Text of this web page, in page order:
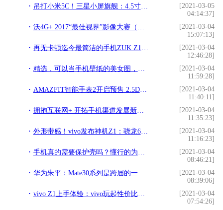
吊打小米5C！三星小屏旗舰：4.5寸+骁龙626，仅699！!
[2021-03-05
04:14:37]
沃4G+ 2017“最佳视界”影像大赛（主题：年轻就要有型有摄）网络票选揭晓!
[2021-03-04
15:07:13]
再无卡顿迄今最简洁的手机ZUK Z1独家首发试用!
[2021-03-04
12:46:28]
精选，可以当手机壁纸的美女图，值得收藏!
[2021-03-04
11:59:28]
AMAZFIT智能手表2开启预售 2.5D水漾屏售价999元起!
[2021-03-04
11:40:11]
拥抱互联网+ 开拓手机渠道发展新业态!
[2021-03-04
11:35:23]
外形带感！vivo发布神机Z1：骁龙660/1798元!
[2021-03-04
11:16:23]
手机真的需要保护壳吗？懂行的为什么都不带套!
[2021-03-04
08:46:21]
华为朱平：Mate30系列是跨届的一代，渠道结构比渠道数量更重要!
[2021-03-04
08:39:06]
vivo Z1上手体验：vivo玩起性价比，连外观拍照都没放过!
[2021-03-04
07:54:26]